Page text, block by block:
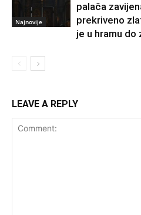
Najnovije
palača
prekriveno
je u hramu
LEAVE A REPLY